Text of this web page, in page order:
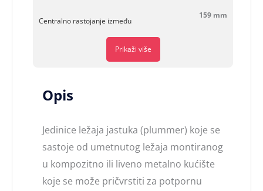
Centralno rastojanje između
159 mm
Prikaži više
Opis
Jedinice ležaja jastuka (plummer) koje se
sastoje od umetnutog ležaja montiranog
u kompozitno ili liveno metalno kućište
koje se može pričvrstiti za potpornu